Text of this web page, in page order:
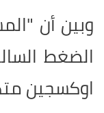
وبين أن
الضغط
اوكسجين